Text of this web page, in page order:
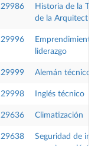
29986
Historia de la
de la
29996
Emprendimiento
liderazgo
29999 Alemán técnico
29998 Inglés técnico
29636 Climatización
29638
Seguridad de